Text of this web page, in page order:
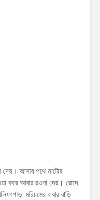
দেয়। আসার পথে নাটোর
করে আবার রওনা দেয়। রোদে
মরিয়মের বাবার বাড়ি